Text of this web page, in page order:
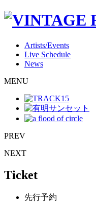
Artists/Events
Live Schedule
News
MENU
PREV
NEXT
Ticket
先行予約